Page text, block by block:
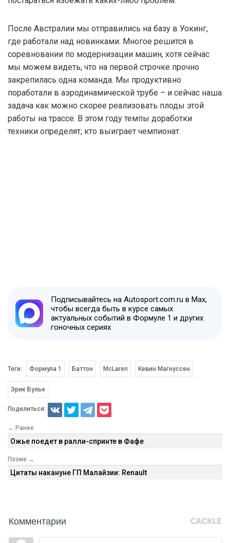
После Австралии мы отправились на базу в Уокинг,
где работали над новинками. Многое решится в
соревновании по модернизации машин, хотя сейчас
мы можем видеть, что на первой строчке прочно
закрепилась одна команда. Мы продуктивно
поработали в аэродинамической трубе – и сейчас наша
задача как можно скорее реализовать плоды этой
работы на трассе. В этом году темпы доработки
техники определят, кто выиграет чемпионат.
Подписывайтесь на Autosport.com.ru в Max,
чтобы всегда быть в курсе самых
актуальных событий в Формуле 1 и других
гоночных сериях
Теги: Формула 1 Баттон McLaren Кевин Магнуссен
Эрик Булье
Поделиться:
← Ранее
Ожье поедет в ралли-спринте в Фафе
Позже →
Цитаты накануне ГП Малайзии: Renault
Комментарии